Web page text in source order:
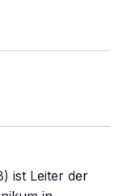
ist Leiter der